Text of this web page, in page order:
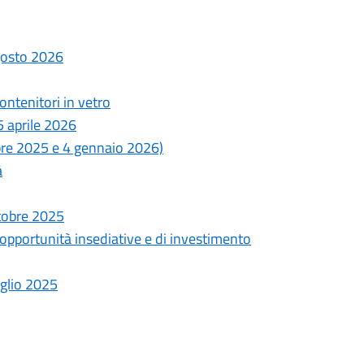
2026
in vetro
aprile 2026
2025 e 4 gennaio 2026)
2025
insediative e di investimento
2025